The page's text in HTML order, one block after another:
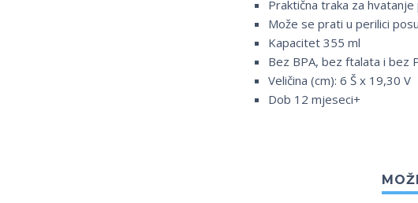
Praktična traka za
Može se prati u perilici
Kapacitet 355 ml
Bez BPA, bez ftalata i bez
Veličina (cm): 6 Š x 19,30 V
Dob 12 mjeseci+